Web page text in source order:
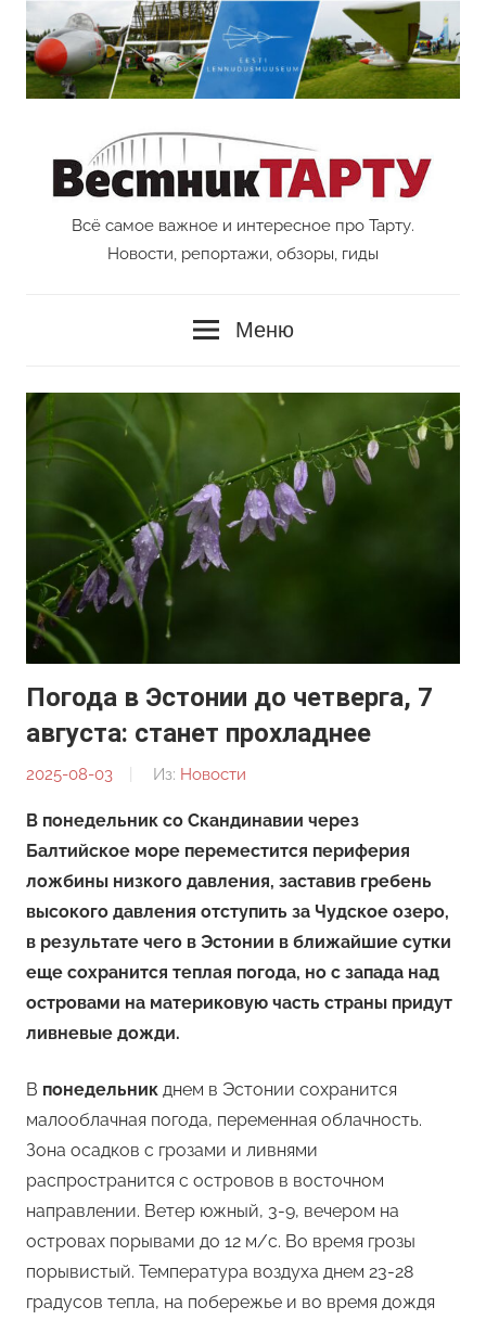
Перейти
содержимому
Vestnik
Всё самое важное и интересное про Тарту.
Новости, репортажи, обзоры, гиды
Меню
Погода в Эстонии до четверга, 7
августа: станет прохладнее
2025-08-03
От:
Из: Новости
В понедельник со Скандинавии через
Балтийское море переместится периферия
ложбины низкого давления, заставив гребень
высокого давления отступить за Чудское озеро,
в результате чего в Эстонии в ближайшие сутки
еще сохранится теплая погода, но с запада над
островами на материковую часть страны придут
ливневые дожди.
В понедельник днем в Эстонии сохранится
малооблачная погода, переменная облачность.
Зона осадков с грозами и ливнями
распространится с островов в восточном
направлении. Ветер южный, 3-9, вечером на
островах порывами до 12 м/с. Во время грозы
порывистый. Температура воздуха днем 23-28
градусов тепла, на побережье и во время дождя